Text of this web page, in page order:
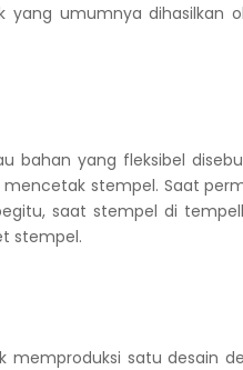
yang umumnya dihasilkan
bahan yang fleksibel
stempel. Saat
saat stempel di
stempel.
satu desain